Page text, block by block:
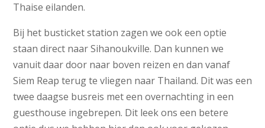
Thaise eilanden.
Bij het busticket station zagen we ook een optie
staan direct naar Sihanoukville. Dan kunnen we
vanuit daar door naar boven reizen en dan vanaf
Siem Reap terug te vliegen naar Thailand. Dit was een
twee daagse busreis met een overnachting in een
guesthouse ingebrepen. Dit leek ons een betere